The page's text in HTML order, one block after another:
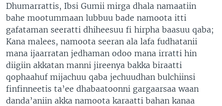
Dhumarrattis, Ibsi Gumii mirga dhala namaatiin
bahe mootummaan lubbuu bade namoota itti
gafataman seeratti dhiheesuu fi hirpha baasuu qaba;
Kana malees, namoota seeran ala lafa fudhatanii
mana ijaarratan jedhaman odoo mana irratti hin
diigiin akkatan manni jireenya bakka biraatti
qophaahuf mijachuu qaba jechuudhan bulchiinsi
finfinneetis ta’ee dhabaatoonni gargaarsaa waan
danda’aniin akka namoota karaatti bahan kanaa